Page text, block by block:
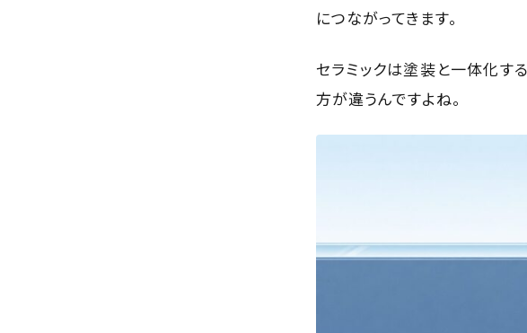
につながってきます。
セラミックは塗装と一体化す
方が違うんですよね。